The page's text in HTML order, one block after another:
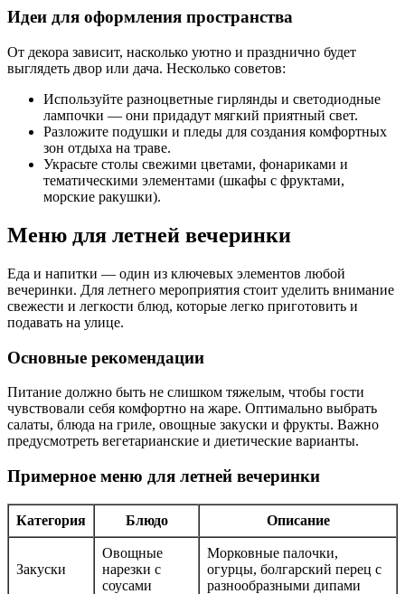
Идеи для оформления пространства
От декора зависит, насколько уютно и празднично будет
выглядеть двор или дача. Несколько советов:
Используйте разноцветные гирлянды и светодиодные
лампочки — они придадут мягкий приятный свет.
Разложите подушки и пледы для создания комфортных
зон отдыха на траве.
Украсьте столы свежими цветами, фонариками и
тематическими элементами (шкафы с фруктами,
морские ракушки).
Меню для летней вечеринки
Еда и напитки — один из ключевых элементов любой
вечеринки. Для летнего мероприятия стоит уделить внимание
свежести и легкости блюд, которые легко приготовить и
подавать на улице.
Основные рекомендации
Питание должно быть не слишком тяжелым, чтобы гости
чувствовали себя комфортно на жаре. Оптимально выбрать
салаты, блюда на гриле, овощные закуски и фрукты. Важно
предусмотреть вегетарианские и диетические варианты.
Примерное меню для летней вечеринки
Категория Блюдо Описание
Закуски
Овощные
нарезки с
соусами
Морковные палочки,
огурцы, болгарский перец с
разнообразными дипами